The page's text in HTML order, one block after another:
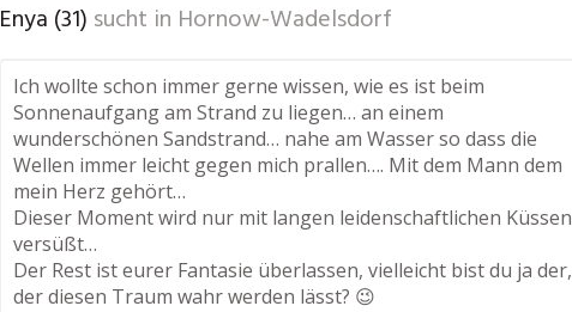
Enya (31) sucht in Hornow-Wadelsdorf
Ich wollte schon immer gerne wissen, wie es ist beim
Sonnenaufgang am Strand zu liegen… an einem
wunderschönen Sandstrand… nahe am Wasser so dass die
Wellen immer leicht gegen mich prallen…. Mit dem Mann dem
mein Herz gehört…
Dieser Moment wird nur mit langen leidenschaftlichen Küssen
versüßt…
Der Rest ist eurer Fantasie überlassen, vielleicht bist du ja der,
der diesen Traum wahr werden lässt? 😉